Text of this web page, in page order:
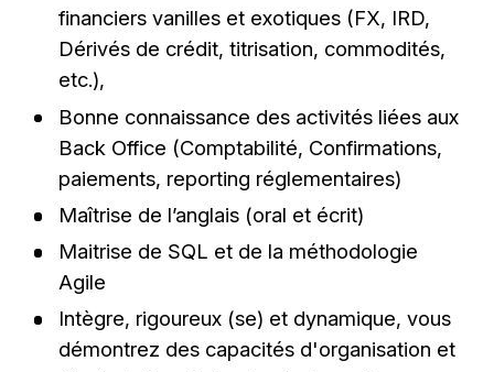
financiers vanilles et exotiques (FX, IRD,
Dérivés de crédit, titrisation, commodités,
etc.),
Bonne connaissance des activités liées aux
Back Office (Comptabilité, Confirmations,
paiements, reporting réglementaires)
Maîtrise de l’anglais (oral et écrit)
Maitrise de SQL et de la méthodologie
Agile
Intègre, rigoureux (se) et dynamique, vous
démontrez des capacités d'organisation et